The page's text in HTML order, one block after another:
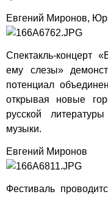
Евгений Миронов,
Спектакль-
ему слезы»
потенциал
открывая новые
русской
музыки.
Евгений Миронов
Фестиваль